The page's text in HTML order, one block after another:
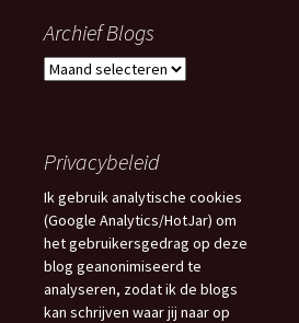
Archief Blogs
Archief
Privacybeleid
Ik gebruik analytische cookies
(Google Analytics/HotJar) om
het gebruikersgedrag op deze
blog geanonimiseerd te
analyseren, zodat ik de blogs
kan schrijven waar jij naar op